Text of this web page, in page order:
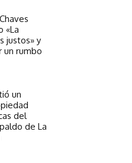
«La
justos» y
un rumbo
un
del
de La